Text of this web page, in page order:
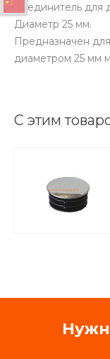
Соединитель для
Диаметр 25 мм.
Предназначен
диаметром 25 мм
С этим